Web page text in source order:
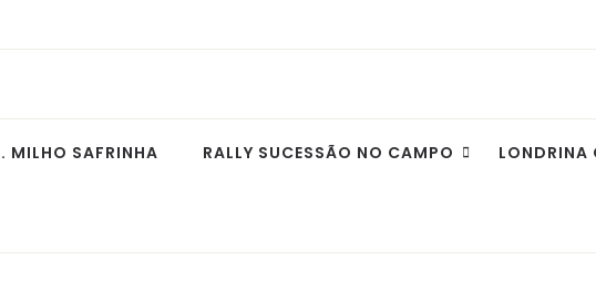
MILHO SAFRINHA RALLY SUCESSÃO NO CAMPO LONDRINA